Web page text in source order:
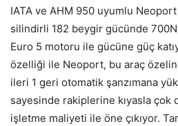
IATA ve AHM 950 uyumlu
silindirli 182 beygir gücünde
Euro 5 motoru ile gücüne güç
özelliği ile Neoport, bu araç
ileri 1 geri otomatik şanzımana
sayesinde rakiplerine kıyasla çok
işletme maliyeti ile öne çıkıyor.